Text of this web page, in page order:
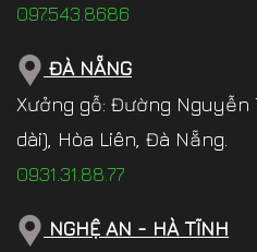
097.543.8686
ĐÀ NẴNG
Xưởng gỗ: Đường Nguyễn
dài), Hòa Liên, Đà Nẵng.
0931.31.88.77
NGHỆ AN - HÀ TĨNH